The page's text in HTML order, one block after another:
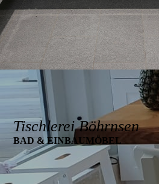
Tischlerei Böhrnsen
BAD & EINBAUMÖBEL